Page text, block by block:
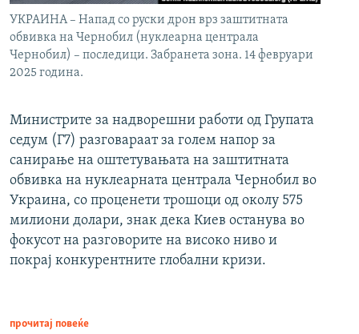
УКРАИНА – Напад со руски дрон врз заштитната
обвивка на Чернобил (нуклеарна централа
Чернобил) – последици. Забранета зона. 14 февруари
2025 година.
Министрите за надворешни работи од Групата
седум (Г7) разговараат за голем напор за
санирање на оштетувањата на заштитната
обвивка на нуклеарната централа Чернобил во
Украина, со проценети трошоци од околу 575
милиони долари, знак дека Киев останува во
фокусот на разговорите на високо ниво и
покрај конкурентните глобални кризи.
прочитај повеќе